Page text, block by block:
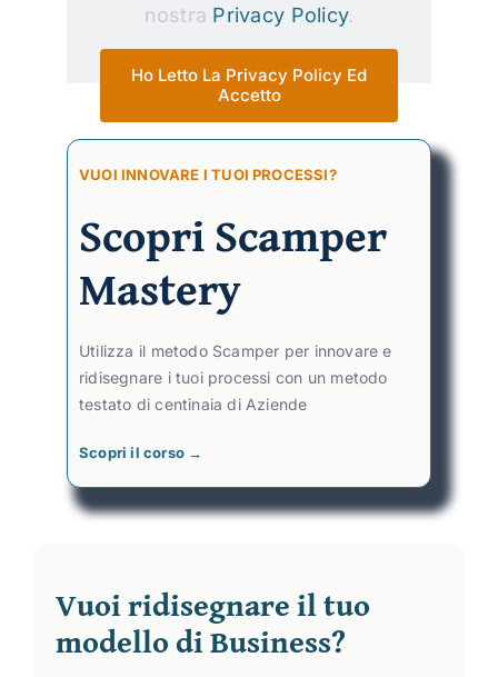
nostra Privacy Policy.
Ho Letto La Privacy Policy Ed
Accetto
VUOI INNOVARE I TUOI PROCESSI?
Scopri Scamper
Mastery
Utilizza il metodo Scamper per innovare e
ridisegnare i tuoi processi con un metodo
testato di centinaia di Aziende
Scopri il corso →
Vuoi ridisegnare il tuo
modello di Business?